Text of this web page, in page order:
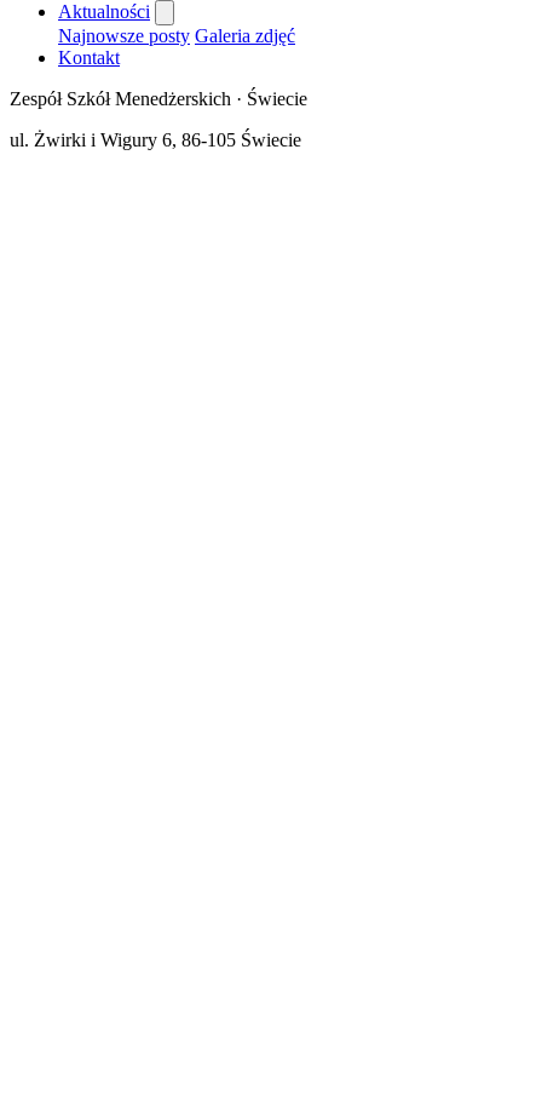
Aktualności
Najnowsze posty Galeria zdjęć
Kontakt
Zespół Szkół Menedżerskich · Świecie
ul. Żwirki i Wigury 6, 86-105 Świecie